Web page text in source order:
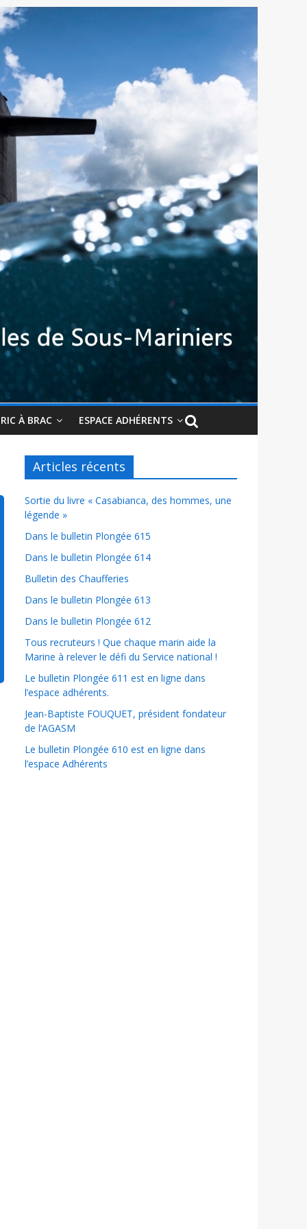
À BRAC ESPACE ADHÉRENTS
Articles récents
Sortie du livre « Casabianca, des hommes, une
légende »
Dans le bulletin Plongée 615
Dans le bulletin Plongée 614
Bulletin des Chaufferies
Dans le bulletin Plongée 613
Dans le bulletin Plongée 612
Tous recruteurs ! Que chaque marin aide la
Marine à relever le défi du Service national !
Le bulletin Plongée 611 est en ligne dans
l’espace adhérents.
Jean-Baptiste FOUQUET, président fondateur
de l’AGASM
Le bulletin Plongée 610 est en ligne dans
l’espace Adhérents